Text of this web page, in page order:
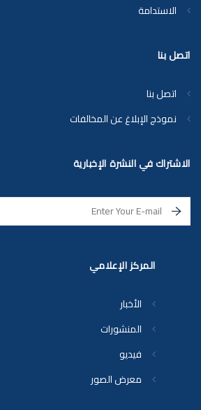
اتصل بنا
اتصل بنا
نموذج الإبلاغ عن المخالفات
الاشتراك في النشرة الإخبارية
المركز الإعلامي
الأخبار
المنشورات
فيديو
معرض الصور
الاستدامة